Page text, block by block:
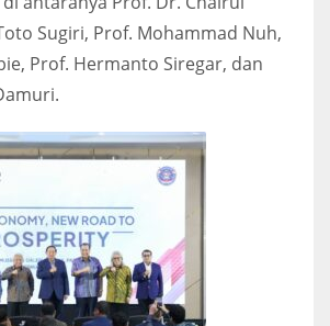
Sugiri, Prof. Mohammad Nuh,
Prof. Hermanto Siregar, dan